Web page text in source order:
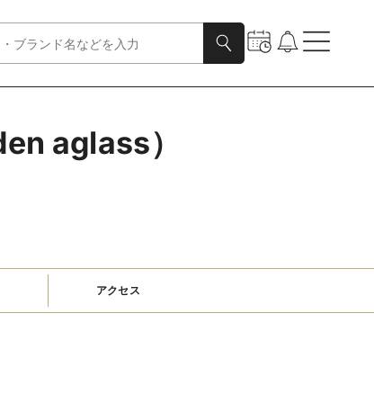
aglass）
アクセス